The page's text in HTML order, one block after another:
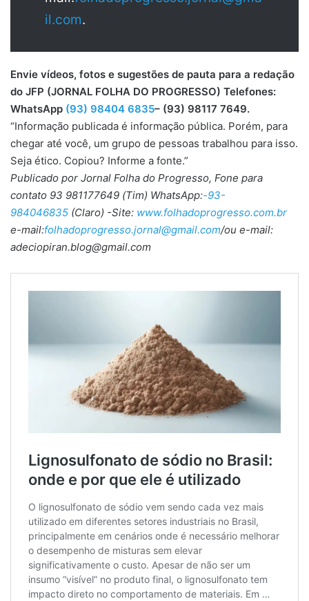
il.com.
Envie vídeos, fotos e sugestões de pauta para a redação
do JFP (JORNAL FOLHA DO PROGRESSO) Telefones:
WhatsApp (93) 98404 6835– (93) 98117 7649.
“Informação publicada é informação pública. Porém, para
chegar até você, um grupo de pessoas trabalhou para isso.
Seja ético. Copiou? Informe a fonte.”
Publicado por Jornal Folha do Progresso, Fone para
contato 93 981177649 (Tim) WhatsApp:-93-
984046835 (Claro) -Site: www.folhadoprogresso.com.br
e-mail:folhadoprogresso.jornal@gmail.com/ou e-mail:
adeciopiran.blog@gmail.com